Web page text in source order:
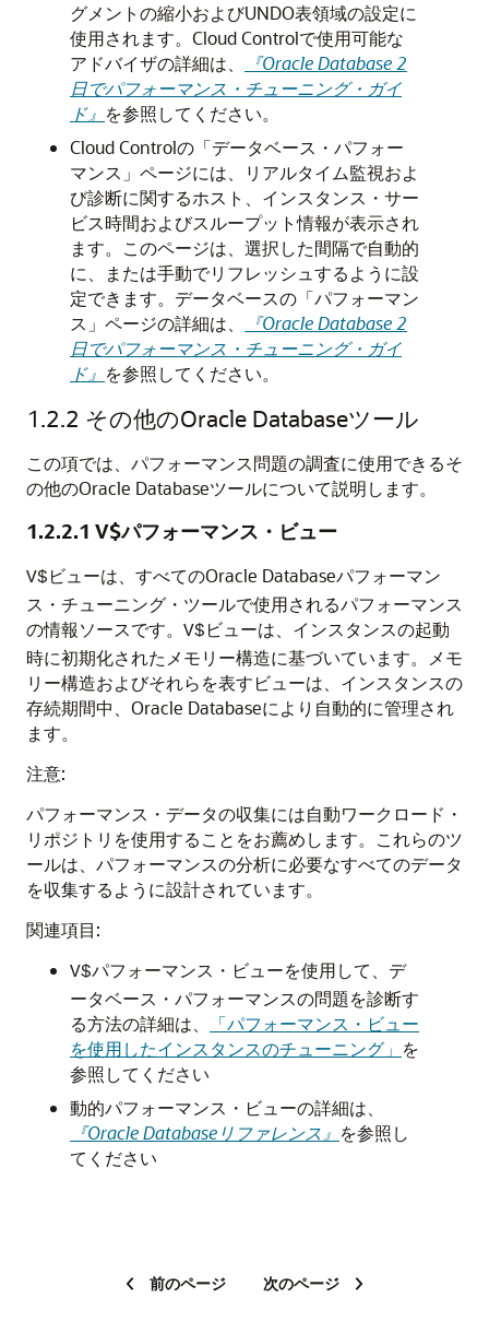
グメントの縮小およびUNDO表領域の設定に
使用されます。Cloud Controlで使用可能な
アドバイザの詳細は、
『Oracle Database 2
日でパフォーマンス・チューニング・ガイ
ド』 を参照してください。
Cloud Controlの「データベース・パフォー
マンス」ページには、リアルタイム監視およ
び診断に関するホスト、インスタンス・サー
ビス時間およびスループット情報が表示され
ます。このページは、選択した間隔で自動的
に、または手動でリフレッシュするように設
定できます。データベースの「パフォーマン
ス」ページの詳細は、
『Oracle Database 2
日でパフォーマンス・チューニング・ガイ
ド』 を参照してください。
1.2.2 その他のOracle Databaseツール
この項では、パフォーマンス問題の調査に使用できるそ
の他のOracle Databaseツールについて説明します。
1.2.2.1 V$パフォーマンス・ビュー
V$ ビューは、すべてのOracle Databaseパフォーマン
ス・チューニング・ツールで使用されるパフォーマンス
の情報ソースです。 V$ ビューは、インスタンスの起動
時に初期化されたメモリー構造に基づいています。メモ
リー構造およびそれらを表すビューは、インスタンスの
存続期間中、Oracle Databaseにより自動的に管理され
ます。
注意:
パフォーマンス・データの収集には自動ワークロード・
リポジトリを使用することをお薦めします。これらのツ
ールは、パフォーマンスの分析に必要なすべてのデータ
を収集するように設計されています。
関連項目:
V$パフォーマンス・ビューを使用して、デ
ータベース・パフォーマンスの問題を診断す
る方法の詳細は、
「パフォーマンス・ビュー
を使用したインスタンスのチューニング」 を
参照してください
動的パフォーマンス・ビューの詳細は、
『Oracle Databaseリファレンス』 を参照し
てください
前のページ 次のページ